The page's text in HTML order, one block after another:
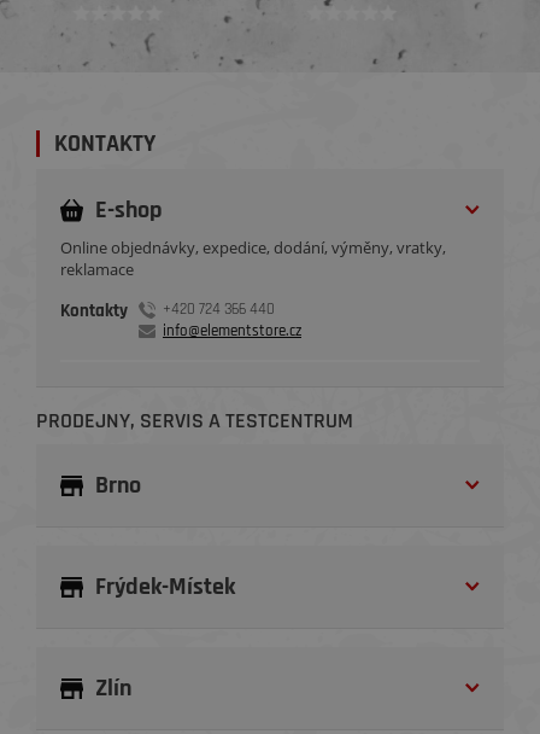
KONTAKTY
E-shop
Online objednávky, expedice, dodání, výměny, vratky,
reklamace
Kontakty
+420 724 366 440
info@elementstore.cz
PRODEJNY, SERVIS A TESTCENTRUM
Brno
Frýdek-Místek
Zlín